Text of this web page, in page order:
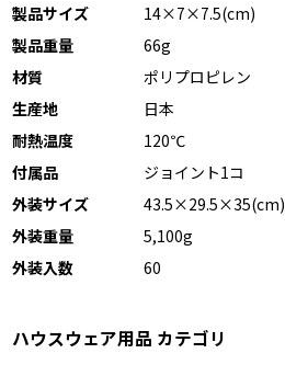
製品サイズ
14×7×7.5(cm)
製品重量
66g
材質
ポリプロピレン
生産地
日本
耐熱温度
120℃
付属品
ジョイント1コ
外装サイズ
43.5×29.5×35(cm)
外装重量
5,100g
外装入数
60
ハウスウェア用品 カテゴリ